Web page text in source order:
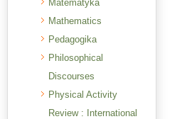
Matematyka
Mathematics
Pedagogika
Philosophical
Discourses
Physical Activity
Review : International